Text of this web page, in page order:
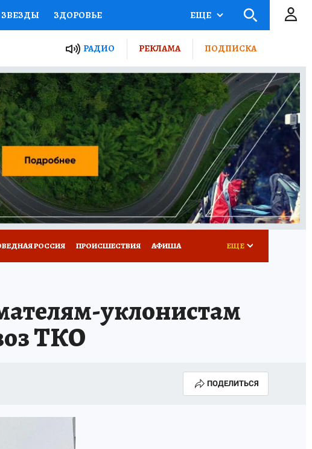
ЗВЕЗДЫ ЗДОРОВЬЕ
ПРОЕКТЫ РОССИИ
СЕКРЕТЫ ПУТЕВОДИТЕЛЬ
ЖЕЛЕЗА ТУРИЗМ
ГИД ПОТРЕБИТЕЛЯ ВСЕ О КП
ЕЩЕ
РАДИО РЕКЛАМА ПОДПИСКА
РОССИЯ ПРОИСШЕСТВИЯ АФИША ЕЩЕ
уклонистам
ТКО
ПОДЕЛИТЬСЯ